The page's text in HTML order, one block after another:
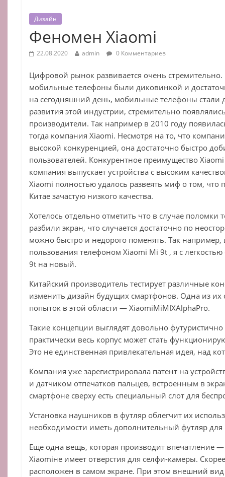
Дизайн
Феномен Xiaomi
22.08.2020 admin 0 Комментариев
Цифровой рынок развивается очень
мобильные телефоны были диковинкой и
на сегодняшний день, мобильные телефоны стали
развития этой индустрии, стремительно
производители. Так например в 2010 году
тогда компания Xiaomi. Несмотря на то, что
высокой конкуренцией, она достаточно быстро
пользователей. Конкурентное преимущество
компания выпускает устройства с высоким
Xiaomi полностью удалось развеять миф о том, что
Китае зачастую низкого качества.
Хотелось отдельно отметить что в случае
разбили экран, что случается достаточно по
можно быстро и недорого поменять. Так например,
пользования телефоном Xiaomi Mi 9t , я с
9t на новый.
Китайский производитель тестирует различные
изменить дизайн будущих смартфонов. Одна из их
попыток в этой области — XiaomiMiMIXAlphaPro.
Такие концепции выглядят довольно
практически весь корпус может стать
Это не единственная привлекательная идея, над
Компания уже зарегистрировала патент на
и датчиком отпечатков пальцев, встроенным в
смартфоне сверху есть специальный слот для
Установка наушников в футляр облегчит их
необходимости иметь дополнительный футляр для
Еще одна вещь, которая производит впечатление —
Xiaomiне имеет отверстия для селфи-камеры.
расположен в самом экране. При этом внешний